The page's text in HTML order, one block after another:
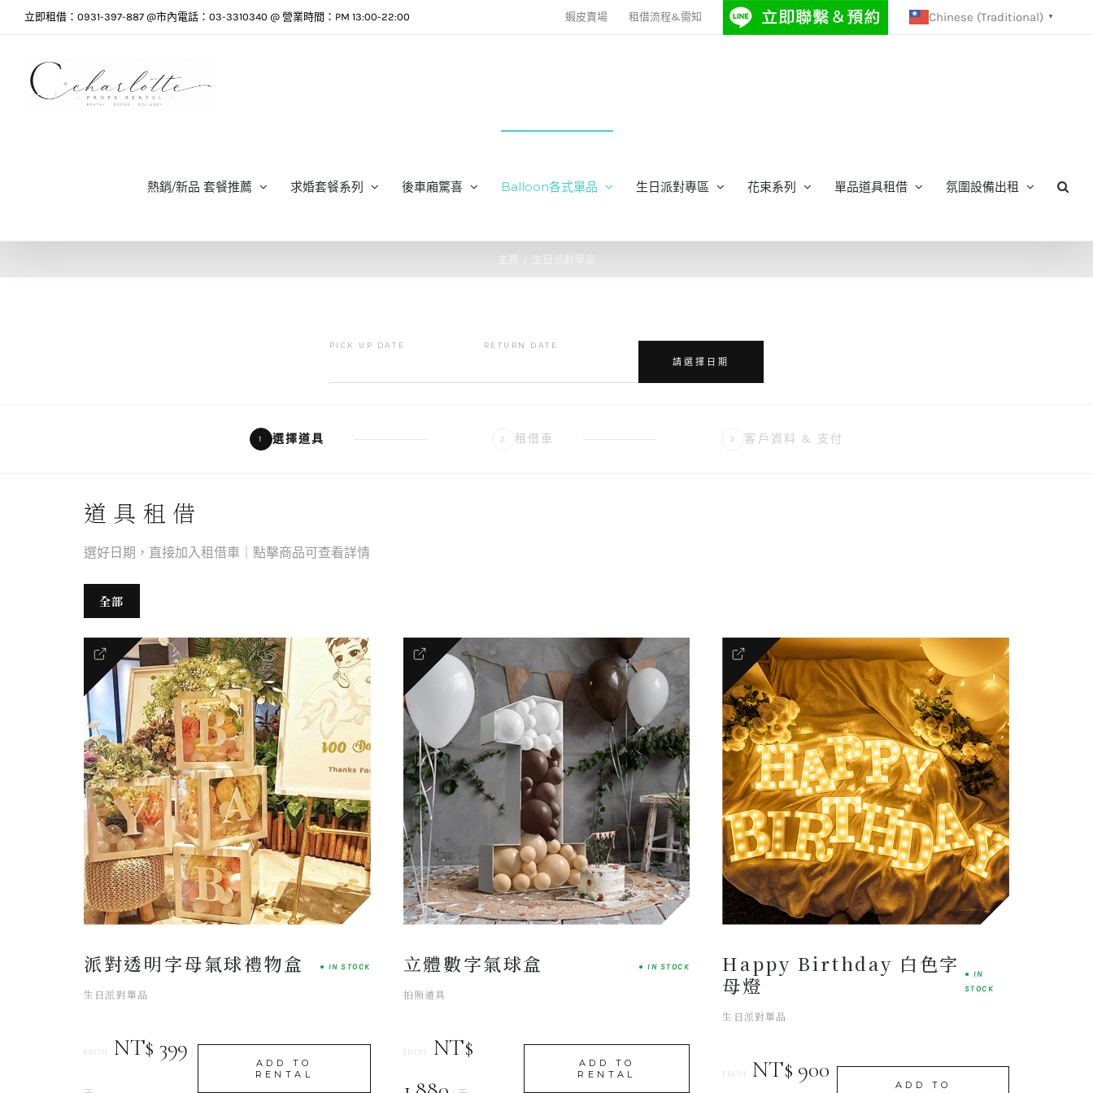
立即租借：0931-397-887 @市內電話：03-3310340 @ 營業時間：PM 13:00-22:00 蝦皮賣場 租借流程&需知 Chinese (Traditional) ▼
熱銷/新品 套餐推薦 求婚套餐系列 後車廂驚喜 Balloon各式單品 生日派對專區 花束系列 單品道具租借 氛圍設備出租
生日派對單品
PICK UP DATE RETURN DATE
請選擇日期
1 選擇道具 2 租借車 3 客戶資料 & 支付
道具租借
選好日期，直接加入租借車｜點擊商品可查看詳情
全部
Dreamy
ATELIER CHOICE
派對透明字母氣球禮物盒 ● IN STOCK
生日派對單品
FROM NT$ 399
ADD TO
RENTAL
Dreamy
ATELIER CHOICE
立體數字氣球盒 ● IN STOCK
拍照道具
FROM
NT$
ADD TO
RENTAL
Elegant
SIGNATURE SET
Happy Birthday 白色字
母燈
● IN
STOCK
生日派對單品
FROM NT$ 900
ADD TO